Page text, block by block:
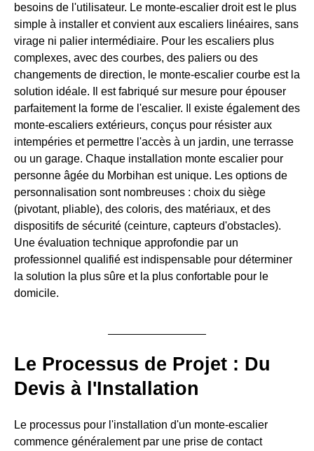
besoins de l'utilisateur. Le monte-escalier droit est le plus
simple à installer et convient aux escaliers linéaires, sans
virage ni palier intermédiaire. Pour les escaliers plus
complexes, avec des courbes, des paliers ou des
changements de direction, le monte-escalier courbe est la
solution idéale. Il est fabriqué sur mesure pour épouser
parfaitement la forme de l'escalier. Il existe également des
monte-escaliers extérieurs, conçus pour résister aux
intempéries et permettre l'accès à un jardin, une terrasse
ou un garage. Chaque installation monte escalier pour
personne âgée du Morbihan est unique. Les options de
personnalisation sont nombreuses : choix du siège
(pivotant, pliable), des coloris, des matériaux, et des
dispositifs de sécurité (ceinture, capteurs d'obstacles).
Une évaluation technique approfondie par un
professionnel qualifié est indispensable pour déterminer
la solution la plus sûre et la plus confortable pour le
domicile.
Le Processus de Projet : Du
Devis à l'Installation
Le processus pour l'installation d'un monte-escalier
commence généralement par une prise de contact